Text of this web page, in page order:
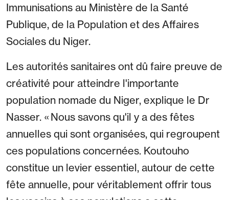
Immunisations au Ministère de la Santé
Publique, de la Population et des Affaires
Sociales du Niger.
Les autorités sanitaires ont dû faire preuve de
créativité pour atteindre l'importante
population nomade du Niger, explique le Dr
Nasser. « Nous savons qu'il y a des fêtes
annuelles qui sont organisées, qui regroupent
ces populations concernées. Koutouho
constitue un levier essentiel, autour de cette
fête annuelle, pour véritablement offrir tous